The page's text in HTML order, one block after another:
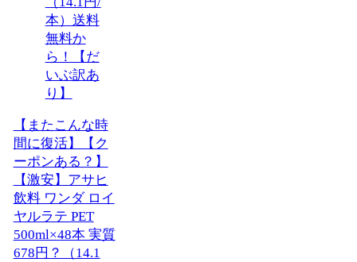
【またこんな時
間に復活】【ク
ーポンある？】
【激安】アサヒ
飲料 ワンダ ロイ
ヤルラテ PET
500ml×48本 実質
678円？（14.1